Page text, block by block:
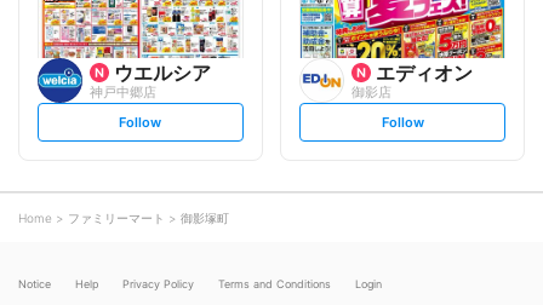
ウエルシア
神戸中郷店
s
l
o
Follow
エディオン
御影店
s
l
Follow
Home ファミリーマート 御影塚町
Notice Help Privacy Policy Terms and Conditions Login